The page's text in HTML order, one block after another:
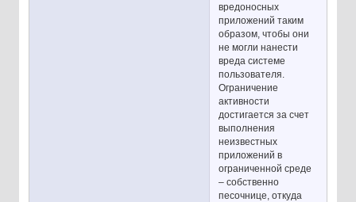
вредоносных
приложений таким
образом, чтобы они
не могли нанести
вреда системе
пользователя.
Ограничение
активности
достигается за счет
выполнения
неизвестных
приложений в
ограниченной среде
– собственно
песочнице, откуда